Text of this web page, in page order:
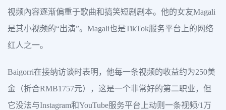
视频內容逐渐偏重于歌曲和搞笑短剧剧本。他的女友Magali
是其小视频的“出演”。Magali也是TikTok服务平台上的网络
红人之一。
Baigorri在接纳访谈时表明，他每一条视频的收益约为250美
金（折合RMB1757元），这是一个非常好的第二职业，但
它没法与Instagram和YouTube服务平台上动则一条视频/1万